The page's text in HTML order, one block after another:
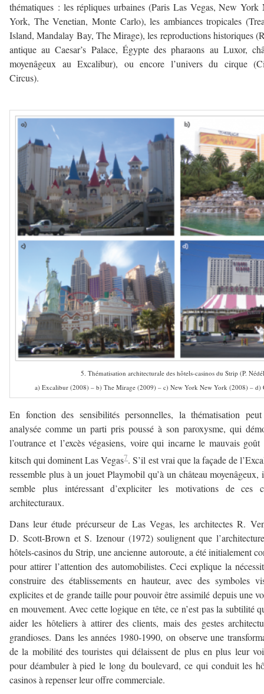
thématiques : les répliques urbaines (Paris Las Vegas, New York
York, The Venetian, Monte Carlo), les ambiances tropicales
Island, Mandalay Bay, The Mirage), les reproductions historiques
antique au Caesar’s Palace, Égypte des pharaons au Luxor,
moyenâgeux au Excalibur), ou encore l’univers du cirque
Circus).
5. Thématisation architecturale des hôtels-casinos du Strip (P.
a) Excalibur (2008) – b) The Mirage (2009) – c) New York New York (2008) – d)
En fonction des sensibilités personnelles, la thématisation
analysée comme un parti pris poussé à son paroxysme, qui
l’outrance et l’excès végasiens, voire qui incarne le mauvais
kitsch qui dominent Las Vegas7. S’il est vrai que la façade de
ressemble plus à un jouet Playmobil qu’à un château moyenâgeux,
semble plus intéressant d’expliciter les motivations de ces
architecturaux.
Dans leur étude précurseur de Las Vegas, les architectes R.
D. Scott-Brown et S. Izenour (1972) soulignent que
hôtels-casinos du Strip, une ancienne autoroute, a été initialement
pour attirer l’attention des automobilistes. Ceci explique la
construire des établissements en hauteur, avec des symboles
explicites et de grande taille pour pouvoir être assimilé depuis une
en mouvement. Avec cette logique en tête, ce n’est pas la subtilité
aider les hôteliers à attirer des clients, mais des gestes
grandioses. Dans les années 1980-1990, on observe une
de la mobilité des touristes qui délaissent de plus en plus leur
pour déambuler à pied le long du boulevard, ce qui conduit les
casinos à repenser leur offre commerciale.